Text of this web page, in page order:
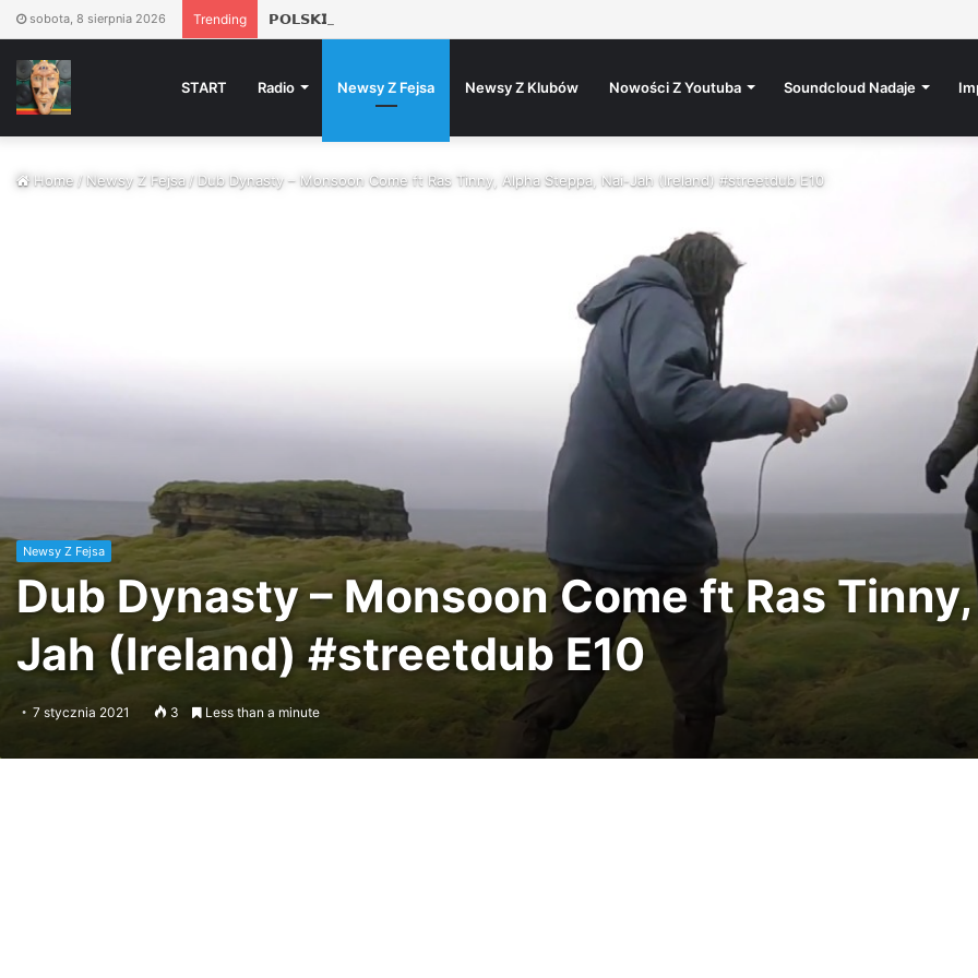
sobota, 8 sierpnia 2026 Trending 𝗣𝗢𝗟𝗦𝗞𝗜𝗘 𝗥𝗔𝗣𝗦𝗬 𝗪 𝗣𝗟𝗘𝗡𝗘𝗥𝗞𝗨: 𝗗𝗝 𝗦𝗢𝗜𝗡𝗔
START Radio Newsy Z Fejsa Newsy Z Klubów Nowości Z Youtuba Soundcloud Nadaje
Home/Newsy Z Fejsa/Dub Dynasty – Monsoon Come ft Ras Tinny, Alpha Steppa, Nai-Jah (Ireland) #streetdub E10
Newsy Z Fejsa
Dub Dynasty – Monsoon Come ft Ras
Jah (Ireland) #streetdub E10
7 stycznia 2021 3 Less than a minute